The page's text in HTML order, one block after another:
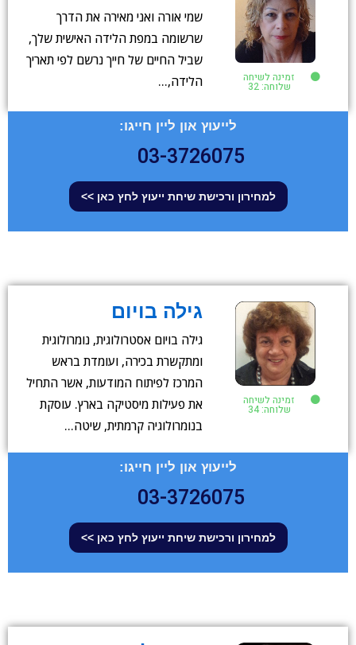
זמינה לשיחה
שלוחה: 32
שמי אורה ואני מאירה את הדרך
שרשומה במפת הלידה האישית שלך,
שביל החיים של חייך נרשם לפי תאריך
הלידה,…
לייעוץ און ליין חייגו:
03-3726075
למחירון ורכישת שיחת ייעוץ לחץ כאן >>
זמינה לשיחה
שלוחה: 34
גילה בויום
גילה בויום אסטרולוגית, נומרולוגית
ומתקשרת בכירה, ועומדת בראש
המרכז לפיתוח המודעות, אשר התחיל
את פעילות מיסטיקה בארץ. עוסקת
בנומרולוגיה קרמתית, שיטה…
לייעוץ און ליין חייגו:
03-3726075
למחירון ורכישת שיחת ייעוץ לחץ כאן >>